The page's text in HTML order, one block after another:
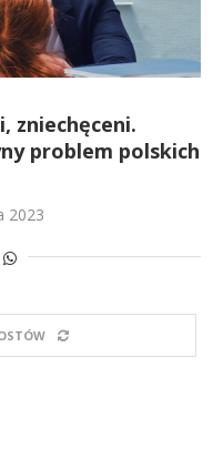
zniechęceni.
problem polskich
2023